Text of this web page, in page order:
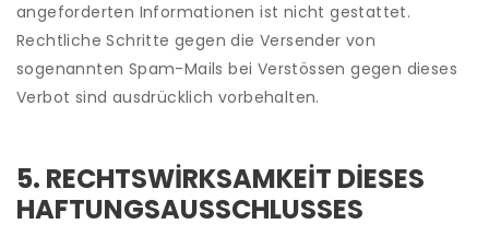
angeforderten Informationen ist nicht gestattet.
Rechtliche Schritte gegen die Versender von
sogenannten Spam-Mails bei Verstössen gegen dieses
Verbot sind ausdrücklich vorbehalten.
5. RECHTSWIRKSAMKEIT DIESES
HAFTUNGSAUSSCHLUSSES